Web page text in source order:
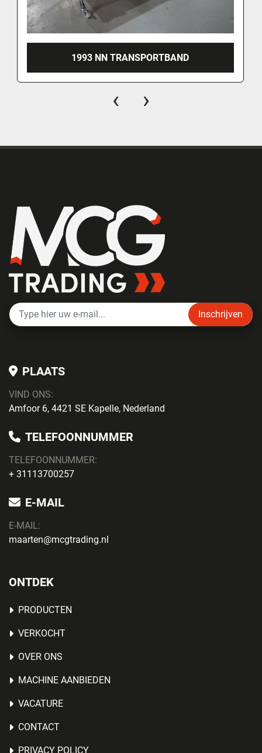
1993 NN TRANSPORTBAND
‹ ›
Inschrijven
PLAATS
VIND ONS:
Amfoor 6, 4421 SE Kapelle, Nederland
TELEFOONNUMMER
TELEFOONNUMMER:
+ 31113700257
E-MAIL
E-MAIL:
maarten@mcgtrading.nl
ONTDEK
PRODUCTEN
VERKOCHT
OVER ONS
MACHINE AANBIEDEN
VACATURE
CONTACT
PRIVACY POLICY